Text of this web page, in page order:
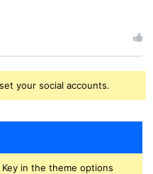
your social accounts.
in the theme options